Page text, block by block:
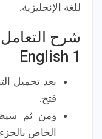
للغة الإنجليزية.
English 1
بعد تحميل
فتح.
ومن ثم
الخاص